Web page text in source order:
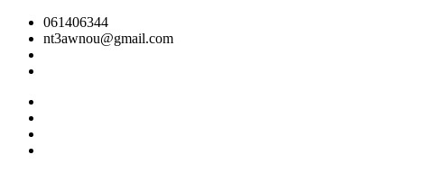
061406344
nt3awnou@gmail.com